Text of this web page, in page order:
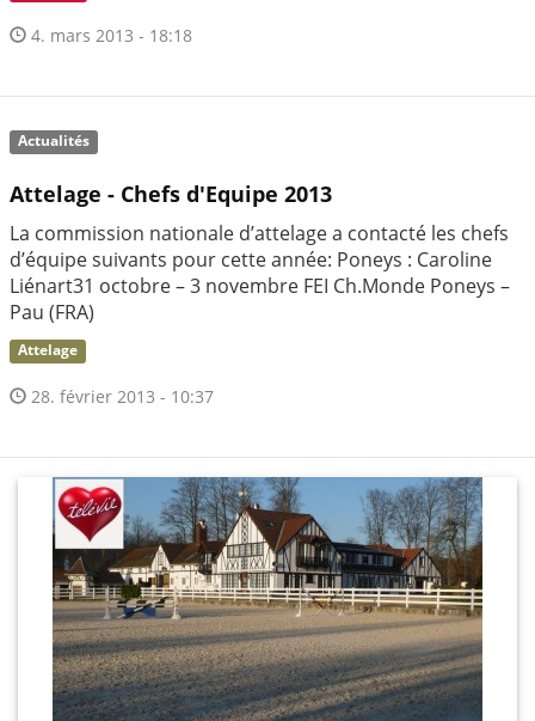
4. mars 2013 - 18:18
Actualités
Attelage - Chefs d'Equipe 2013
La commission nationale d’attelage a contacté les chefs
d’équipe suivants pour cette année: Poneys : Caroline
Liénart31 octobre – 3 novembre FEI Ch.Monde Poneys –
Pau (FRA)
Attelage
28. février 2013 - 10:37